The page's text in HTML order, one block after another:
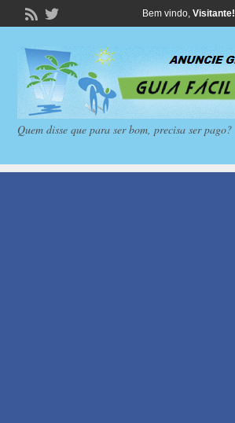
Bem vindo, Visitante!
Quem disse que para ser bom, precisa ser pago?